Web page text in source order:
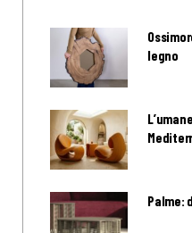
legno
Palme: